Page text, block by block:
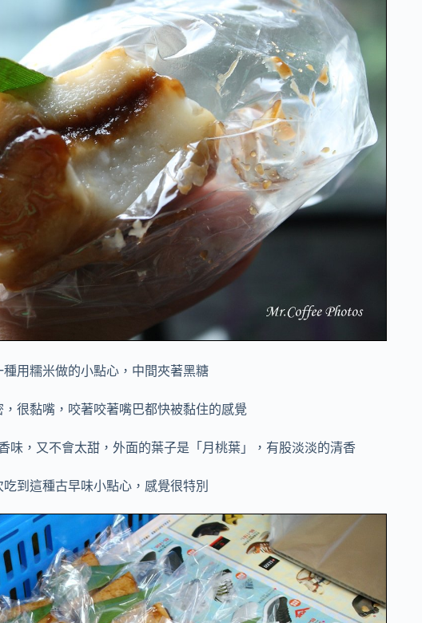
種用糯米做的小點心，中間夾著黑糖
，很黏嘴，咬著咬著嘴巴都快被黏住的感覺
味，又不會太甜，外面的葉子是「月桃葉」，有股淡淡的清香
吃到這種古早味小點心，感覺很特別